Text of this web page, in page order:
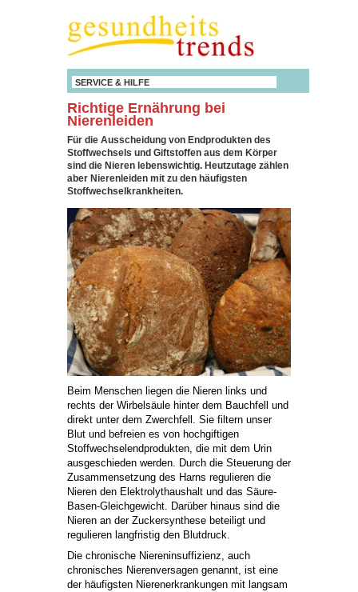
SERVICE & HILFE
Richtige Ernährung bei
Nierenleiden
Für die Ausscheidung von Endprodukten des
Stoffwechsels und Giftstoffen aus dem Körper
sind die Nieren lebenswichtig. Heutzutage zählen
aber Nierenleiden mit zu den häufigsten
Stoffwechselkrankheiten.
Beim Menschen liegen die Nieren links und
rechts der Wirbelsäule hinter dem Bauchfell und
direkt unter dem Zwerchfell. Sie filtern unser
Blut und befreien es von hochgiftigen
Stoffwechselendprodukten, die mit dem Urin
ausgeschieden werden. Durch die Steuerung der
Zusammensetzung des Harns regulieren die
Nieren den Elektrolythaushalt und das Säure-
Basen-Gleichgewicht. Darüber hinaus sind die
Nieren an der Zuckersynthese beteiligt und
regulieren langfristig den Blutdruck.
Die chronische Niereninsuffizienz, auch
chronisches Nierenversagen genannt, ist eine
der häufigsten Nierenerkrankungen mit langsam